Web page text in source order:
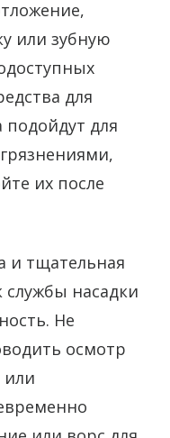
или зубную
для
подойдут для
их после
и тщательная
службы насадки
Не
осмотр
или